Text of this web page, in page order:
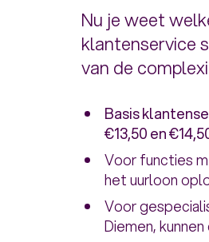
Nu je weet
klantenservice
van de
Basis
€13,50 en
Voor functies
het uurloon
Voor
Diemen,